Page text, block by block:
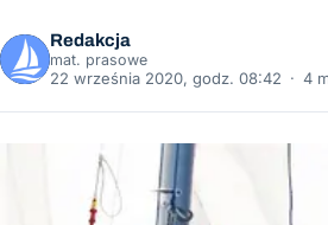
Redakcja
mat. prasowe
22 września 2020, godz. 08:42 · 4